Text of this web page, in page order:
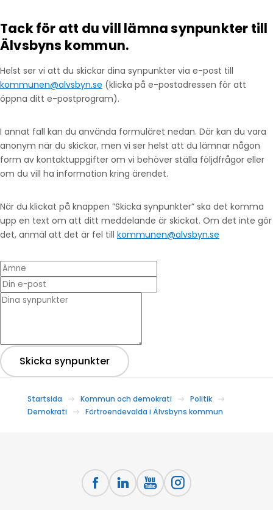
Tack för att du vill lämna synpunkter till
Älvsbyns kommun.
Helst ser vi att du skickar dina synpunkter via e-post till
kommunen@alvsbyn.se (klicka på e-postadressen för att
öppna ditt e-postprogram).
I annat fall kan du använda formuläret nedan. Där kan du vara
anonym när du skickar, men vi ser helst att du lämnar någon
form av kontaktuppgifter om vi behöver ställa följdfrågor eller
om du vill ha information kring ärendet.
När du klickat på knappen ”Skicka synpunkter” ska det komma
upp en text om att ditt meddelande är skickat. Om det inte gör
det, anmäl att det är fel till kommunen@alvsbyn.se
Ämne
Din e-post
* Dina synpunkter
Skicka synpunkter
Startsida Kommun och demokrati
Politik
Demokrati
Förtroendevalda i Älvsbyns kommun